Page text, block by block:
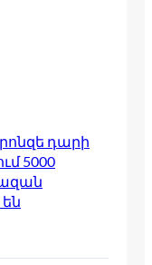
դարի
5000